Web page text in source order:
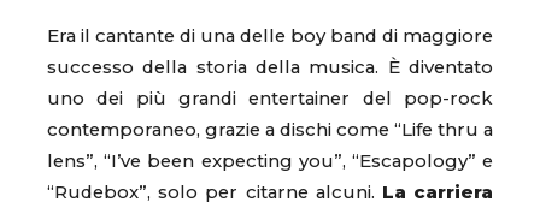
Era il cantante di una delle boy band di maggiore
successo della storia della musica. È diventato
uno dei più grandi entertainer del pop-rock
contemporaneo, grazie a dischi come “Life thru a
lens”, “I’ve been expecting you”, “Escapology” e
“Rudebox”, solo per citarne alcuni. La carriera